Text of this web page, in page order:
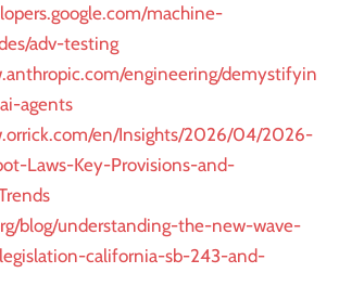
machine-
adv-testing
engineering/demystifyin
agents
en/Insights/2026/04/2026-
Laws-Key-Provisions-and-
blog/understanding-the-new-wave-
california-sb-243-and-